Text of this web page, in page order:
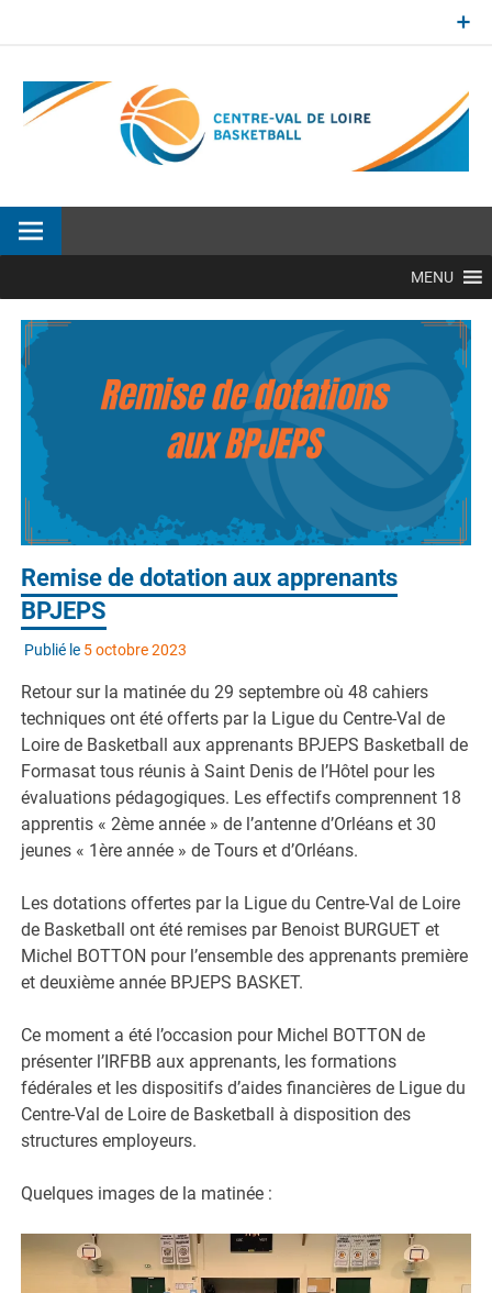
MENU
Remise de dotation aux apprenants
BPJEPS
Publié le 5 octobre 2023
Retour sur la matinée du 29 septembre où 48 cahiers
techniques ont été offerts par la Ligue du Centre-Val de
Loire de Basketball aux apprenants BPJEPS Basketball de
Formasat tous réunis à Saint Denis de l’Hôtel pour les
évaluations pédagogiques. Les effectifs comprennent 18
apprentis « 2ème année » de l’antenne d’Orléans et 30
jeunes « 1ère année » de Tours et d’Orléans.
Les dotations offertes par la Ligue du Centre-Val de Loire
de Basketball ont été remises par Benoist BURGUET et
Michel BOTTON pour l’ensemble des apprenants première
et deuxième année BPJEPS BASKET.
Ce moment a été l’occasion pour Michel BOTTON de
présenter l’IRFBB aux apprenants, les formations
fédérales et les dispositifs d’aides financières de Ligue du
Centre-Val de Loire de Basketball à disposition des
structures employeurs.
Quelques images de la matinée :